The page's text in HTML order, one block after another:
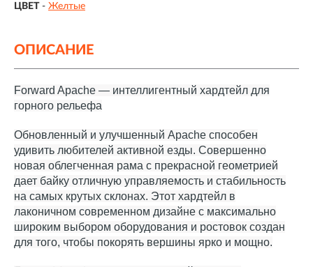
ЦВЕТ - Желтые
ОПИСАНИЕ
Forward Apache — интеллигентный хардтейл для
горного рельефа
Обновленный и улучшенный Apache способен
удивить любителей активной езды. Совершенно
новая облегченная рама с прекрасной геометрией
дает байку отличную управляемость и стабильность
на самых крутых склонах. Этот хардтейл в
лаконичном современном дизайне с максимально
широким выбором оборудования и ростовок создан
для того, чтобы покорять вершины ярко и мощно.